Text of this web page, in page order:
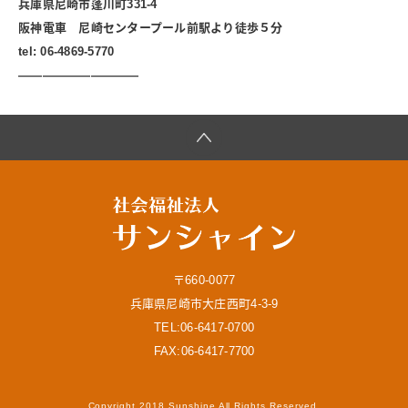
兵庫県尼崎市蓬川町331-4
阪神電車 尼崎センタープール前駅より徒歩５分
tel: 06-4869-5770
——————————
〒660-0077
兵庫県尼崎市大庄西町4-3-9
TEL:06-6417-0700
FAX:06-6417-7700
Copyright 2018 Sunshine All Rights Reserved.